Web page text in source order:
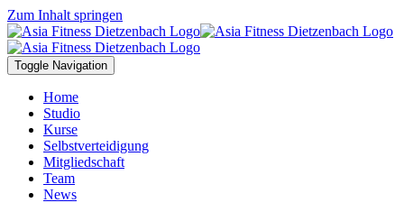
Zum Inhalt springen
Toggle Navigation
Home
Studio
Kurse
Selbstverteidigung
Mitgliedschaft
Team
News